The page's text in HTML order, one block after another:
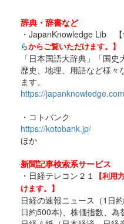
辞典・辞書など
・JapanKnowledge Lib 【
らからご覧いただけます。】
「日本国語大辞典」「国史
歴史、地理、用語など様々
ます。
https://
・コトバンク
https://kotobank.jp/
ほか
新聞記事検索系サービス
・日経テレコン２１
【利用
けます。】
日経の速報ニュース（1日
日約500本)、株価指数、為